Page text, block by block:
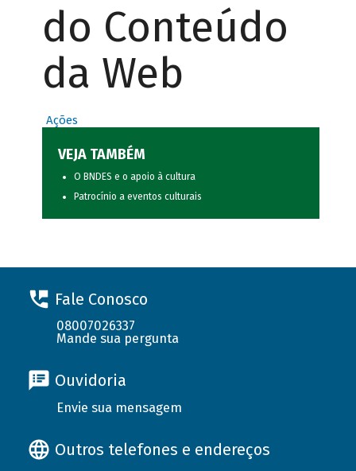
do Conteúdo
da Web
Ações
VEJA TAMBÉM
O BNDES e o apoio à cultura
Patrocínio a eventos culturais
Fale Conosco
08007026337
Mande sua pergunta
Ouvidoria
Envie sua mensagem
Outros telefones e endereços